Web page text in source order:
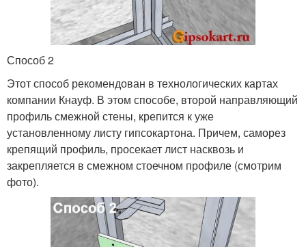
Способ 2
Этот способ рекомендован в технологических картах
компании Кнауф. В этом способе, второй направляющий
профиль смежной стены, крепится к уже
установленному листу гипсокартона. Причем, саморез
крепящий профиль, просекает лист насквозь и
закрепляется в смежном стоечном профиле (смотрим
фото).